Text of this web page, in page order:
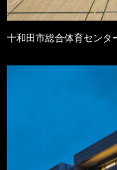
十和田市総合体育センタ